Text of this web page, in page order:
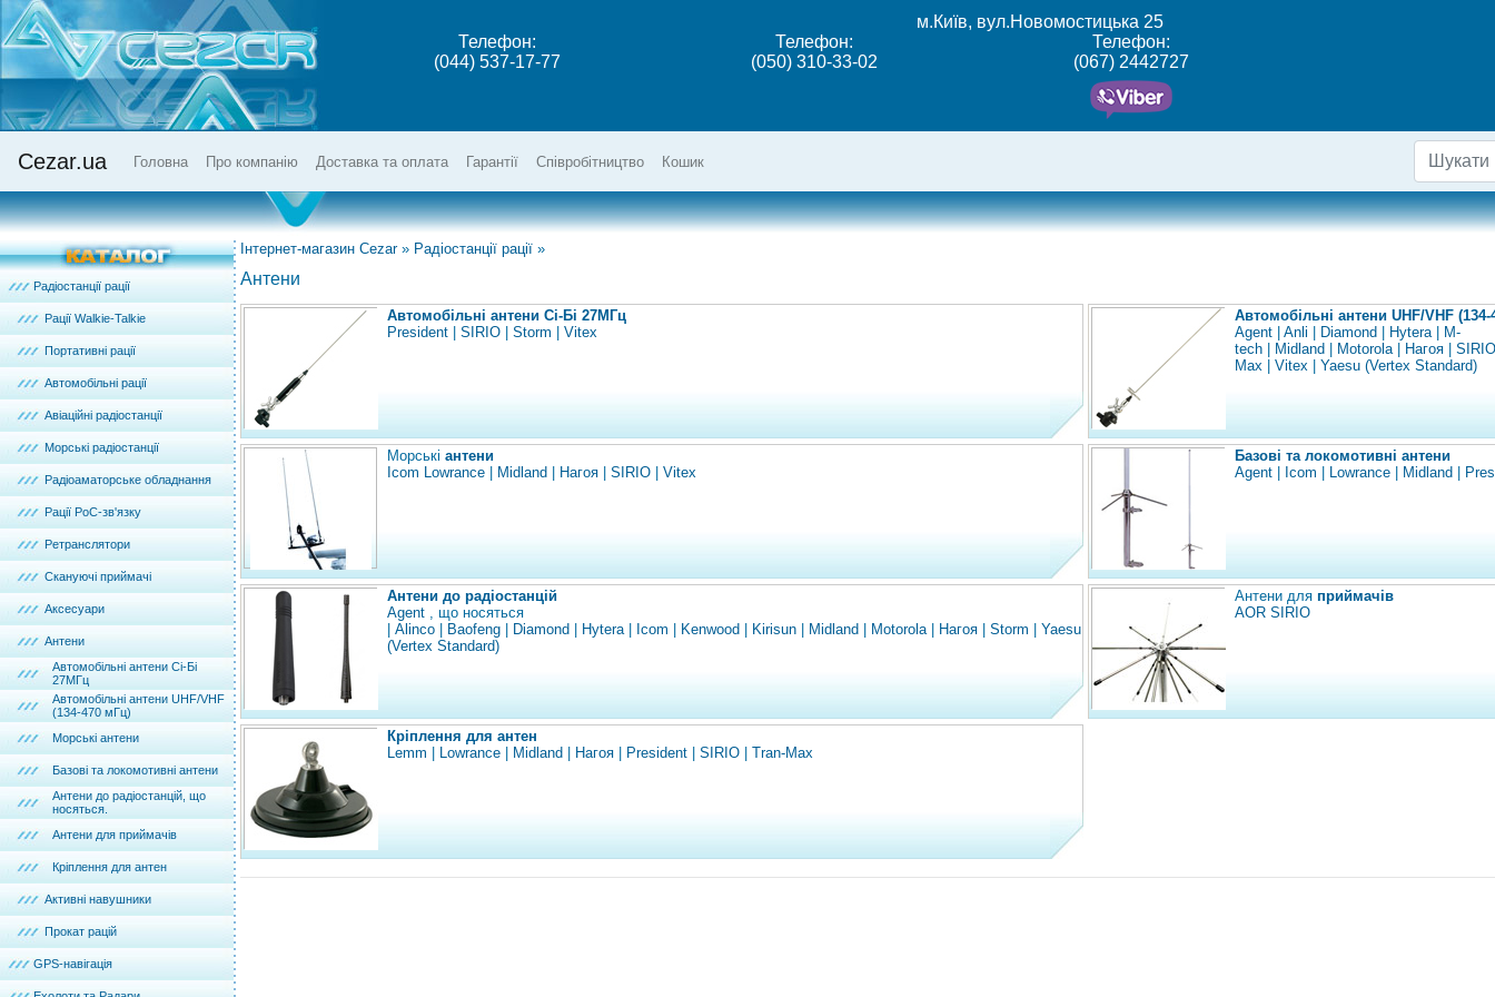
м.Київ, вул.Новомостицька 25
Телефон:
(044) 537-17-77
Телефон:
(050) 310-33-02
Телефон:
(067) 2442727
Cezar.ua Головна Про компанію Доставка та оплата Гарантії Співробітництво Кошик
Радіостанції рації
Рації Walkie-Talkie
Портативні рації
Автомобільні рації
Авіаційні радіостанції
Морські радіостанції
Радіоаматорське обладнання
Рації PoC-зв'язку
Ретранслятори
Скануючі приймачі
Аксесуари
Антени
Автомобільні антени Сі-Бі
27МГц
Автомобільні антени UHF/VHF
(134-470 мГц)
Морські антени
Базові та локомотивні антени
Антени до радіостанцій, що
носяться.
Антени для приймачів
Кріплення для антен
Активні навушники
Прокат рацій
GPS-навігація
Інтернет-магазин Cezar » Радіостанції рації »
Антени
Автомобільні антени Сі-Бі 27МГц
President
SIRIO Storm Vitex
Автомобільні антени UHF/VHF
Agent
Anli Diamond Hytera|
M-
tech
Midland Motorola| Нагоя
SIRIO
Max
Vitex Yaesu (Vertex Standard)
Морські антени
Icom Lowrance Midland Нагоя SIRIO Vitex
Базові та локомотивні антени
Agent
Icom Lowrance Midland
Антени до радіостанцій
Agent , що носяться
Alinco Baofeng Diamond Hytera| Icom Kenwood Kirisun Midland Motorola| Нагоя Storm
Yaesu
(Vertex Standard)
Антени для приймачів
AOR SIRIO
Кріплення для антен
Lemm
Lowrance Midland Нагоя President SIRIO Tran-Max